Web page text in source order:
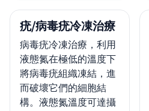
疣/病毒疣冷凍治療
病毒疣冷凍治療，利用
液態氮在極低的溫度下
將病毒疣組織凍結，進
而破壞它們的細胞結
構。液態氮溫度可達攝